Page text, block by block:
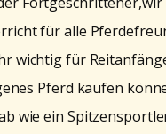
für alle
wichtig für
Pferd kaufen
wie ein